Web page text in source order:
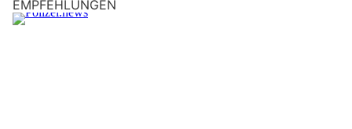
EMPFEHLUNGEN